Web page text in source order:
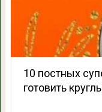
10 постных
готовить